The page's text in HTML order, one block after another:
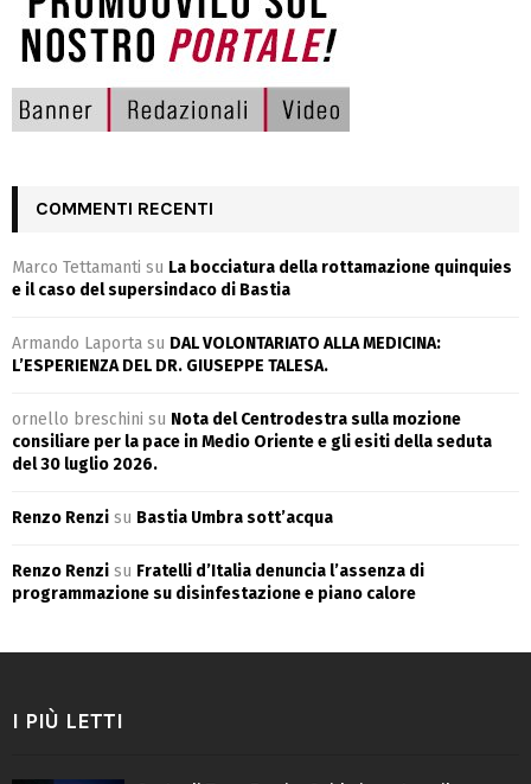
COMMENTI RECENTI
Marco Tettamanti su La bocciatura della rottamazione quinquies
e il caso del supersindaco di Bastia
Armando Laporta su DAL VOLONTARIATO ALLA MEDICINA:
L’ESPERIENZA DEL DR. GIUSEPPE TALESA.
ornello breschini su Nota del Centrodestra sulla mozione
consiliare per la pace in Medio Oriente e gli esiti della seduta
del 30 luglio 2026.
Renzo Renzi su Bastia Umbra sott’acqua
Renzo Renzi su Fratelli d’Italia denuncia l’assenza di
programmazione su disinfestazione e piano calore
I PIÙ LETTI